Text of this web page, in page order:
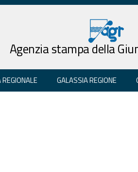
Agenzia stampa della
GALASSIA REGIONE